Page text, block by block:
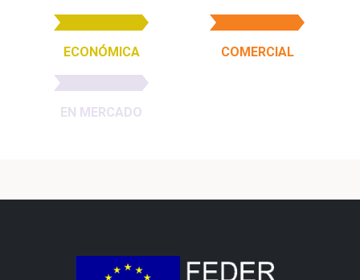
ECONÓMICA COMERCIAL
EN MERCADO